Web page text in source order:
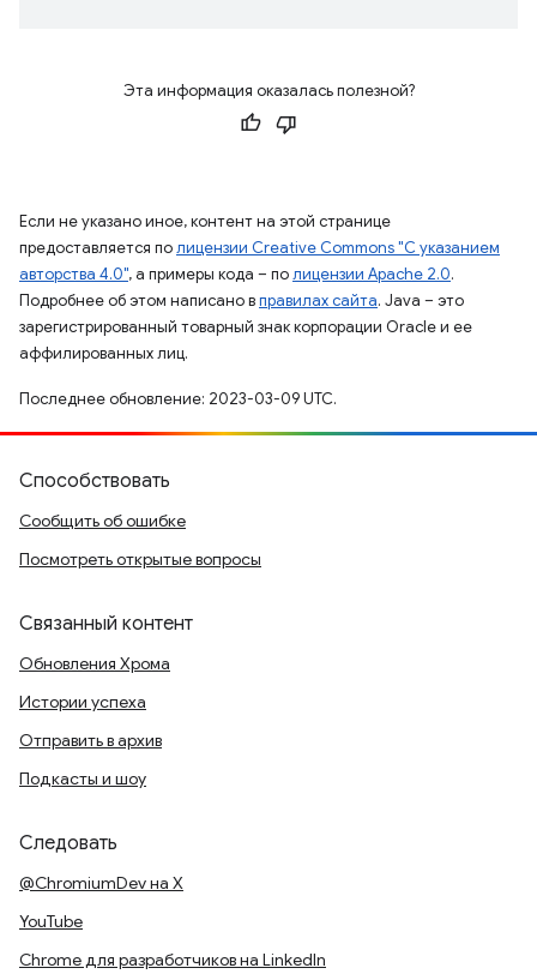
Эта информация оказалась полезной?
Если не указано иное, контент на этой странице
предоставляется полицензии Creative Commons "С указанием
авторства 4.0", а примеры кода – полицензии Apache 2.0.
Подробнее об этом написано вправилах сайта. Java – это
зарегистрированный товарный знак корпорации Oracle и ее
аффилированных лиц.
Последнее обновление: 2023-03-09 UTC.
Способствовать
Сообщить об ошибке
Посмотреть открытые вопросы
Связанный контент
Обновления Хрома
Истории успеха
Отправить в архив
Подкасты и шоу
Следовать
@ChromiumDev на X
YouTube
Chrome для разработчиков на LinkedIn